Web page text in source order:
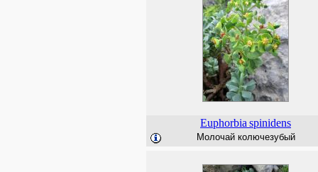
Euphorbia spinidens
Молочай колючезубый